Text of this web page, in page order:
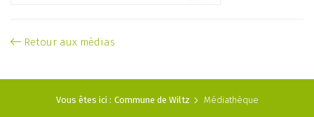
Retour aux médias
Vous êtes ici : Commune de Wiltz Médiathèque